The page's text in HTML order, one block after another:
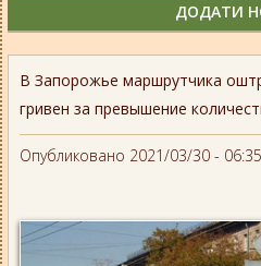
В Запорожье маршрутчика
гривен за превышение
Опубликовано 2021/03/30 - 06:35
ДОДАТИ